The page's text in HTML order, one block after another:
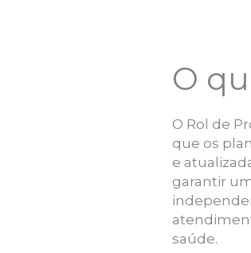
O
O Rol de
que os
e
garantir
saúde.